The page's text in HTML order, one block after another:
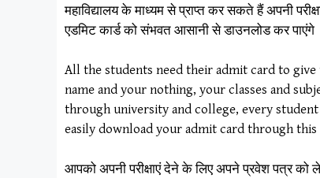
महाविद्यालय के माध्यम से प्राप्त कर सकते हैं अपनी
एडमिट कार्ड को संभवत आसानी से डाउनलोड कर पाएंगे
All the students need their admit card to
name and your nothing, your classes and
through university and college, every
easily download your admit card through this
आपको अपनी परीक्षाएं देने के लिए अपने प्रवेश पत्र को